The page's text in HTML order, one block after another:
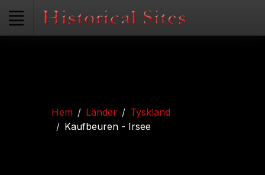
Hem Länder
Tyskland
Kaufbeuren - Irsee